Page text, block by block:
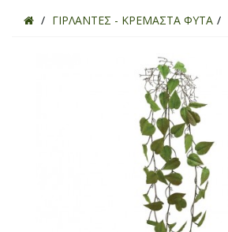
ΓΙΡΛΑΝΤΕΣ - ΚΡΕΜΑΣΤΑ ΦΥΤΑ